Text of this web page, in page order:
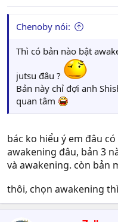
Chenoby nói:
Thì có bản nào bật
jutsu đâu ?
Bản này chỉ đợi anh
quan tâm
bác ko hiểu ý em đâu
awakening đâu, bản 3
và awakening. còn bản
thôi, chọn awakening